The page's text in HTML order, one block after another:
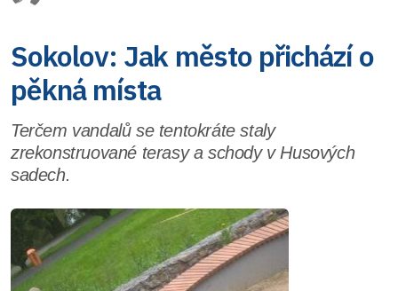
Sokolov: Jak město přichází o
pěkná místa
Terčem vandalů se tentokráte staly
zrekonstruované terasy a schody v Husových
sadech.